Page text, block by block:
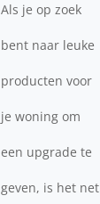
Als je op zoek
bent naar leuke
producten voor
je woning om
een upgrade te
geven, is het net